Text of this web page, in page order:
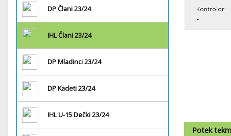
DP Člani 23/24
IHL Člani 23/24
DP Mladinci 23/24
DP Kadeti 23/24
IHL U-15 Dečki 23/24
Kontrolor:
-
Potek